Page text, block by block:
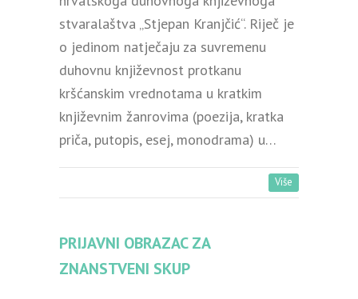
stvaralaštva „Stjepan Kranjčić“. Riječ je
o jedinom natječaju za suvremenu
duhovnu književnost protkanu
kršćanskim vrednotama u kratkim
književnim žanrovima (poezija, kratka
priča, putopis, esej, monodrama) u…
Više
PRIJAVNI OBRAZAC ZA
ZNANSTVENI SKUP